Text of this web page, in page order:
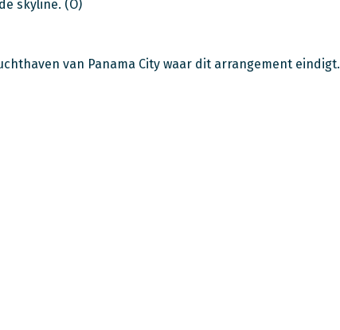
skyline. (O)
van Panama City waar dit arrangement eindigt.